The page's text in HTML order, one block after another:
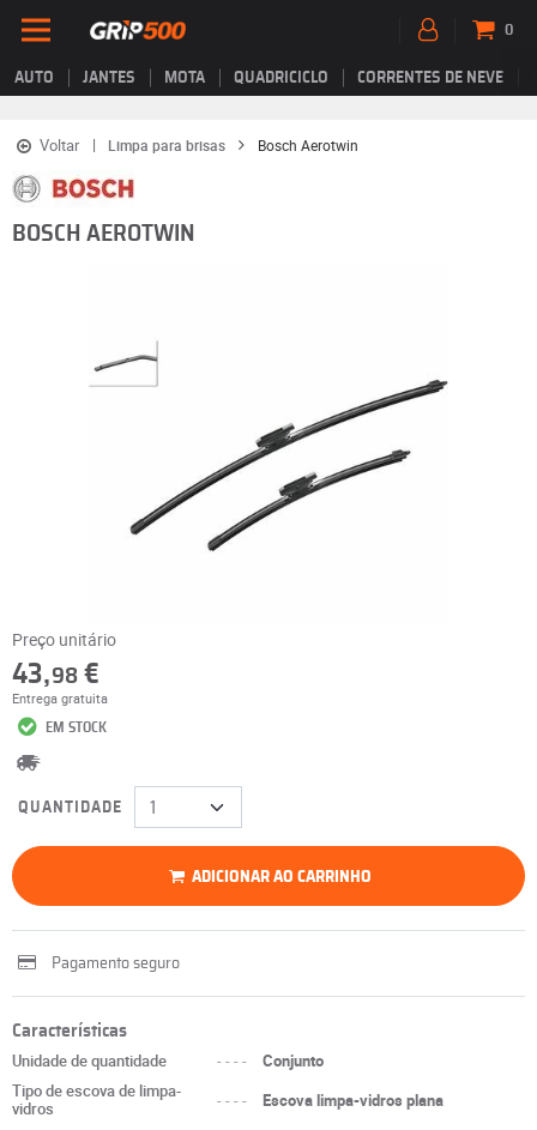
AUTO JANTES MOTA QUADRICICLO CORRENTES DE NEVE
0
Voltar Limpa para brisas Bosch Aerotwin
BOSCH AEROTWIN
Preço unitário
43,98 €
Entrega gratuita
EM STOCK
QUANTIDADE
ADICIONAR AO CARRINHO
Pagamento seguro
Características
Unidade de quantidade ----
Conjunto
Tipo de escova de limpa-
vidros
----
Escova limpa-vidros plana